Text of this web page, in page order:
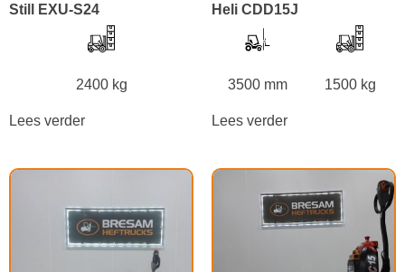
Still EXU-S24
2400 kg
Lees verder
Heli CDD15J
3500 mm 1500 kg
Lees verder